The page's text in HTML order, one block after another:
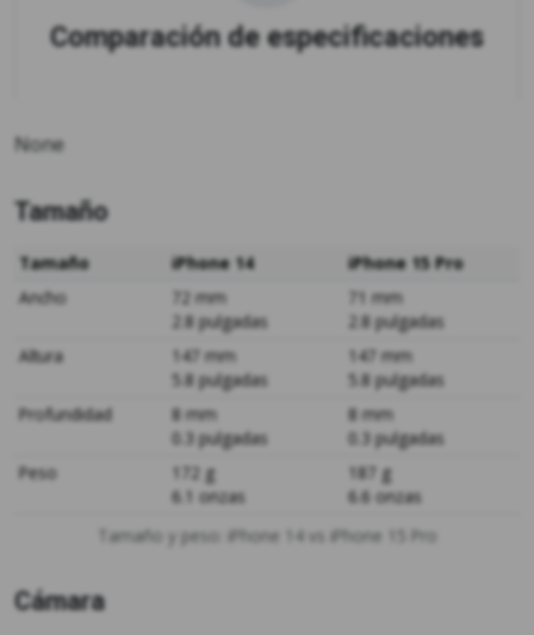
Comparación de especificaciones
None
Tamaño
Tamaño y peso: iPhone 14 vs iPhone 15 Pro
Tamaño iPhone 14
iPhone 15 Pro
Ancho
72 mm
2.8 pulgadas
71 mm
2.8 pulgadas
Altura
147 mm
5.8 pulgadas
147 mm
5.8 pulgadas
Profundidad
8 mm
0.3 pulgadas
8 mm
0.3 pulgadas
Peso
172 g
6.1 onzas
187 g
6.6 onzas
Cámara